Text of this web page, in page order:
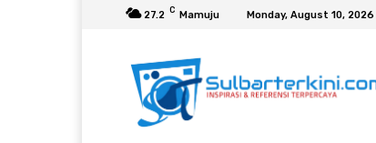
27.2 C Mamuju Monday, August 10, 2026